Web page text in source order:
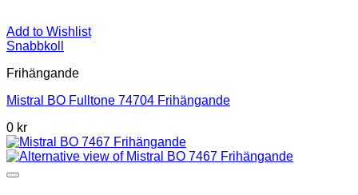
Add to Wishlist
Snabbkoll
Frihängande
Mistral BO Fulltone 74704 Frihängande
0 kr